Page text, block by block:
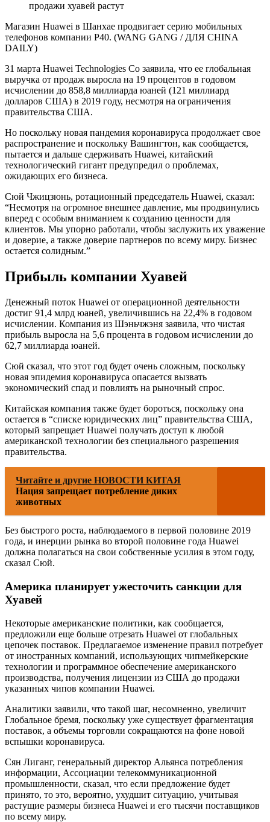
продажи хуавей растут
Магазин Huawei в Шанхае продвигает серию мобильных
телефонов компании P40. (WANG GANG / ДЛЯ CHINA
DAILY)
31 марта Huawei Technologies Co заявила, что ее глобальная
выручка от продаж выросла на 19 процентов в годовом
исчислении до 858,8 миллиарда юаней (121 миллиард
долларов США) в 2019 году, несмотря на ограничения
правительства США.
Но поскольку новая пандемия коронавируса продолжает свое
распространение и поскольку Вашингтон, как сообщается,
пытается и дальше сдерживать Huawei, китайский
технологический гигант предупредил о проблемах,
ожидающих его бизнеса.
Сюй Чжицзюнь, ротационный председатель Huawei, сказал:
“Несмотря на огромное внешнее давление, мы продвинулись
вперед с особым вниманием к созданию ценности для
клиентов. Мы упорно работали, чтобы заслужить их уважение
и доверие, а также доверие партнеров по всему миру. Бизнес
остается солидным.”
Прибыль компании Хуавей
Денежный поток Huawei от операционной деятельности
достиг 91,4 млрд юаней, увеличившись на 22,4% в годовом
исчислении. Компания из Шэньчжэня заявила, что чистая
прибыль выросла на 5,6 процента в годовом исчислении до
62,7 миллиарда юаней.
Сюй сказал, что этот год будет очень сложным, поскольку
новая эпидемия коронавируса опасается вызвать
экономический спад и повлиять на рыночный спрос.
Китайская компания также будет бороться, поскольку она
остается в “списке юридических лиц” правительства США,
который запрещает Huawei получать доступ к любой
американской технологии без специального разрешения
правительства.
Читайте и другие НОВОСТИ КИТАЯ
Нация запрещает потребление диких
животных
Без быстрого роста, наблюдаемого в первой половине 2019
года, и инерции рынка во второй половине года Huawei
должна полагаться на свои собственные усилия в этом году,
сказал Сюй.
Америка планирует ужесточить санкции для
Хуавей
Некоторые американские политики, как сообщается,
предложили еще больше отрезать Huawei от глобальных
цепочек поставок. Предлагаемое изменение правил потребует
от иностранных компаний, использующих чипмейкерские
технологии и программное обеспечение американского
производства, получения лицензии из США до продажи
указанных чипов компании Huawei.
Аналитики заявили, что такой шаг, несомненно, увеличит
Глобальное бремя, поскольку уже существует фрагментация
поставок, а объемы торговли сокращаются на фоне новой
вспышки коронавируса.
Сян Лиганг, генеральный директор Альянса потребления
информации, Ассоциации телекоммуникационной
промышленности, сказал, что если предложение будет
принято, то это, вероятно, ухудшит ситуацию, учитывая
растущие размеры бизнеса Huawei и его тысячи поставщиков
по всему миру.